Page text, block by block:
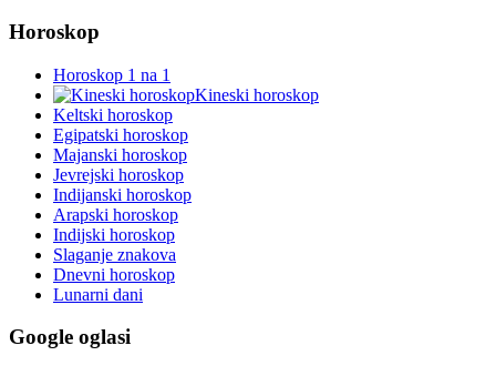
Horoskop
Horoskop 1 na 1
Kineski horoskop
Keltski horoskop
Egipatski horoskop
Majanski horoskop
Jevrejski horoskop
Indijanski horoskop
Arapski horoskop
Indijski horoskop
Slaganje znakova
Dnevni horoskop
Lunarni dani
Google oglasi